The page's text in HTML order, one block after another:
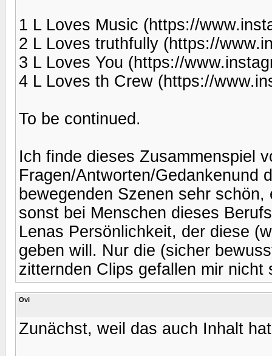
1 L Loves Music (https://
2 L Loves truthfully (https://
3 L Loves You (https://
4 L Loves th Crew (https://
To be continued.
Ich finde dieses Zusammenspiel
Fragen/Antworten/Gedankenund
bewegenden Szenen sehr
sonst bei Menschen dieses
Lenas Persönlichkeit, der diese
geben will. Nur die (sicher
zitternden Clips gefallen mir nicht
Ovi
Zunächst, weil das auch Inhalt